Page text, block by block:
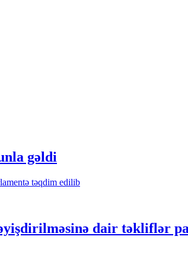
gəldi
dair təkliflər